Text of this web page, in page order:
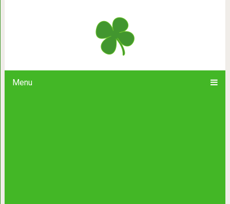
Menu
Этого пса люди предавали
инвалид. Но он не терял